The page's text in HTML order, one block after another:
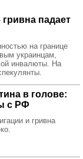
падает
на границе
украинцам,
инвалюты. На
в голове:
с РФ
и гривна